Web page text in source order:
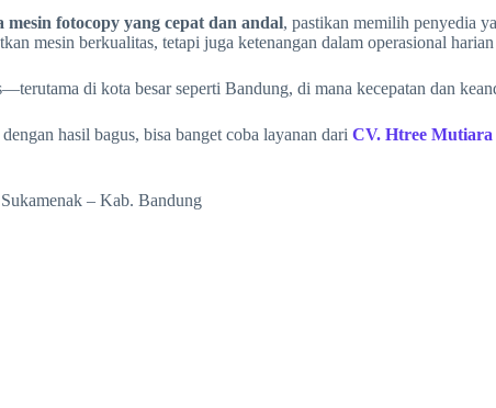
mesin fotocopy yang cepat dan andal, pastikan memilih penyedia
mesin berkualitas, tetapi juga ketenangan dalam operasional
di kota besar seperti Bandung, di mana kecepatan dan
dengan hasil bagus, bisa banget coba layanan dari CV. Htree
– Kab. Bandung